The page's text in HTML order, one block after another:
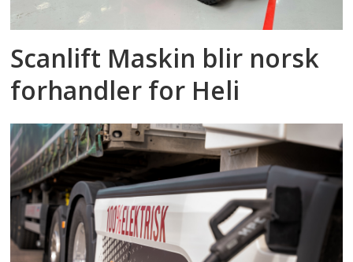
Scanlift Maskin blir norsk
forhandler for Heli